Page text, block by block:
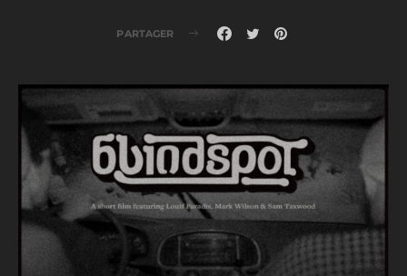
PARTAGER